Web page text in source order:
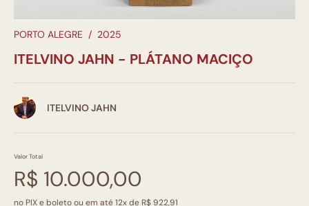
PORTO ALEGRE / 2025
ITELVINO JAHN - PLÁTANO MACIÇO
ITELVINO JAHN
Valor Total
R$ 10.000,00
no PIX e boleto ou em até 12x de R$ 922,91